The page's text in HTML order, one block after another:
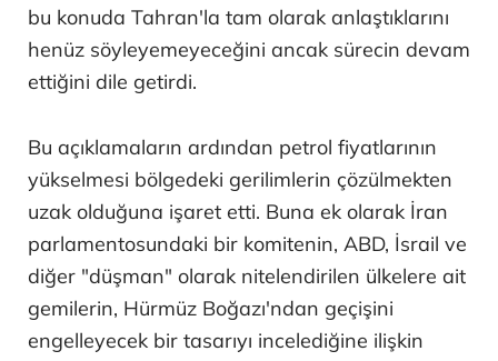
bu konuda Tahran'la tam olarak anlaştıklarını
henüz söyleyemeyeceğini ancak sürecin devam
ettiğini dile getirdi.
Bu açıklamaların ardından petrol fiyatlarının
yükselmesi bölgedeki gerilimlerin çözülmekten
uzak olduğuna işaret etti. Buna ek olarak İran
parlamentosundaki bir komitenin, ABD, İsrail ve
diğer "düşman" olarak nitelendirilen ülkelere ait
gemilerin, Hürmüz Boğazı'ndan geçişini
engelleyecek bir tasarıyı incelediğine ilişkin